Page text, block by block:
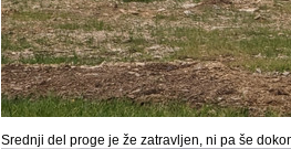
Srednji del proge je že zatravljen, ni pa še